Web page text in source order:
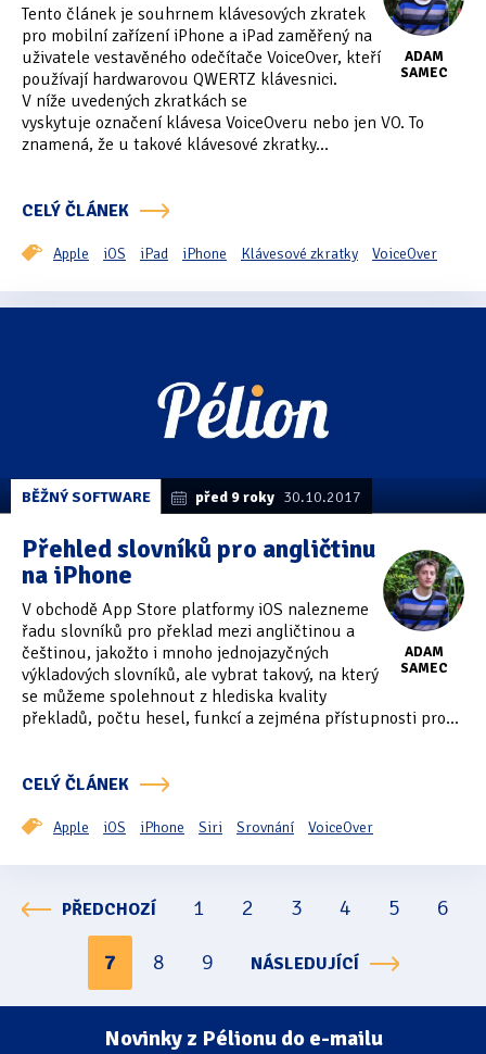
ADAM
SAMEC
Tento článek je souhrnem klávesových zkratek
pro mobilní zařízení iPhone a iPad zaměřený na
uživatele vestavěného odečítače VoiceOver, kteří
používají hardwarovou QWERTZ klávesnici.
V níže uvedených zkratkách se
vyskytuje označení klávesa VoiceOveru nebo jen VO. To
znamená, že u takové klávesové zkratky...
CELÝ ČLÁNEK
Apple iOS iPad iPhone Klávesové zkratky VoiceOver
BĚŽNÝ SOFTWARE před 9 roky 30.10.2017
ADAM
SAMEC
Přehled slovníků pro angličtinu
na iPhone
V obchodě App Store platformy iOS nalezneme
řadu slovníků pro překlad mezi angličtinou a
češtinou, jakožto i mnoho jednojazyčných
výkladových slovníků, ale vybrat takový, na který
se můžeme spolehnout z hlediska kvality
překladů, počtu hesel, funkcí a zejména přístupnosti pro...
CELÝ ČLÁNEK
Apple iOS iPhone Siri Srovnání VoiceOver
Stránkování
PŘEDCHOZÍ 1 2 3 4 5
6
7
8 9 NÁSLEDUJÍCÍ
Novinky z Pélionu do e-mailu